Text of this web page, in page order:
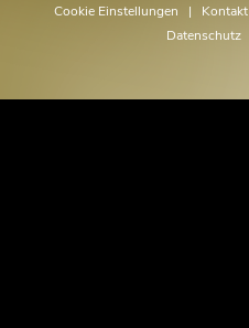
Cookie Einstellungen | Kontakt
Datenschutz